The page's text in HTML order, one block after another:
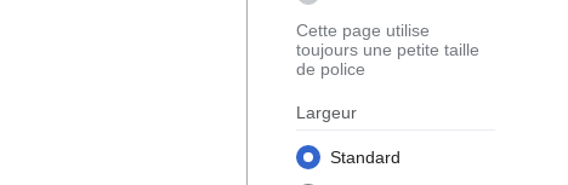
Cette page utilise
toujours une petite taille
de police
Largeur
Standard